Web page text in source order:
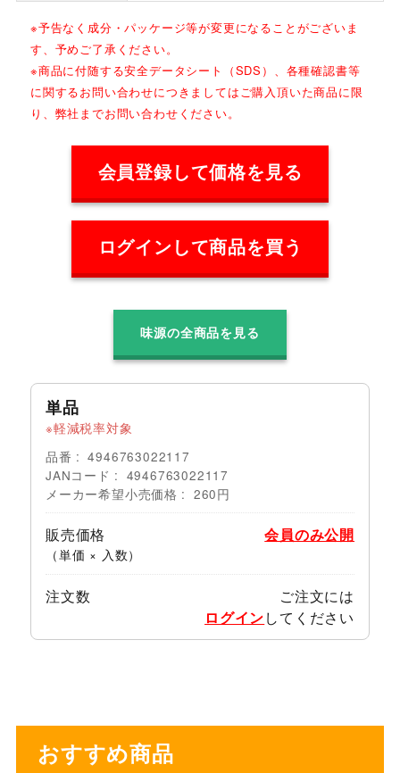
※予告なく成分・パッケージ等が変更になることがございま
す、予めご了承ください。
※商品に付随する安全データシート（SDS）、各種確認書等
に関するお問い合わせにつきましてはご購入頂いた商品に限
り、弊社までお問い合わせください。
会員登録して価格を見る
ログインして商品を買う
味源の全商品を見る
単品
軽減税率対象
品番
4946763022117
JANコード
4946763022117
メーカー希望小売価格
260円
販売価格
（単価 × 入数）
会員のみ公開
注文数
ご注文には
ログインしてください
おすすめ商品